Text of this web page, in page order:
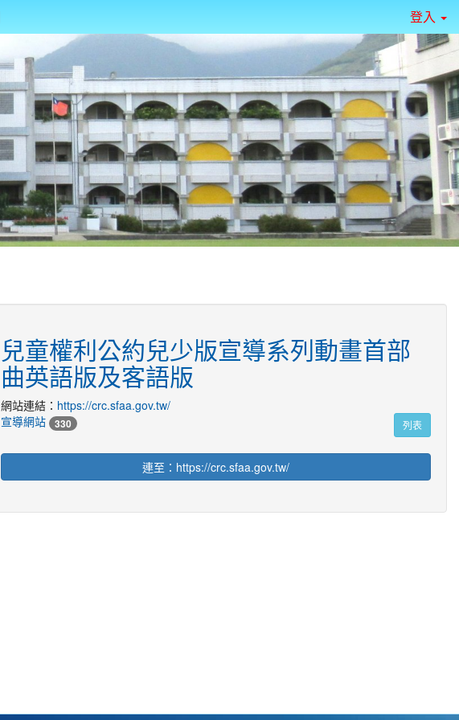
登入
兒童權利公約兒少版宣導系列動畫首部
曲英語版及客語版
網站連結： https://crc.sfaa.gov.tw/
宣導網站
330 列表
連至：https://crc.sfaa.gov.tw/